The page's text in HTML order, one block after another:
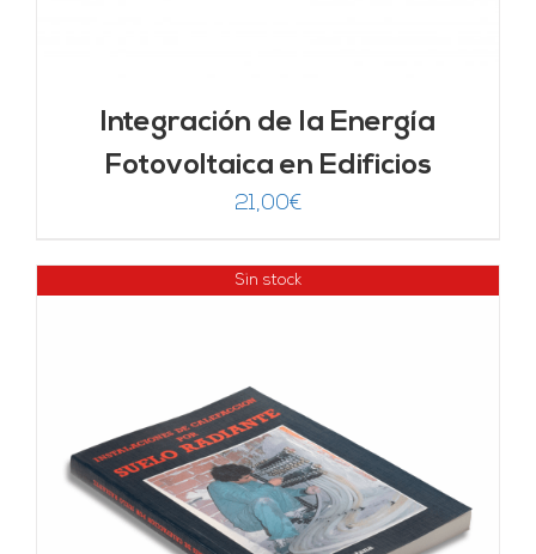
Integración de la Energía
Fotovoltaica en Edificios
21,00€
Sin stock